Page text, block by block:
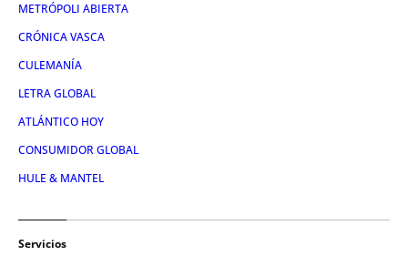
METRÓPOLI ABIERTA
CRÓNICA VASCA
CULEMANÍA
LETRA GLOBAL
ATLÁNTICO HOY
CONSUMIDOR GLOBAL
HULE & MANTEL
Servicios